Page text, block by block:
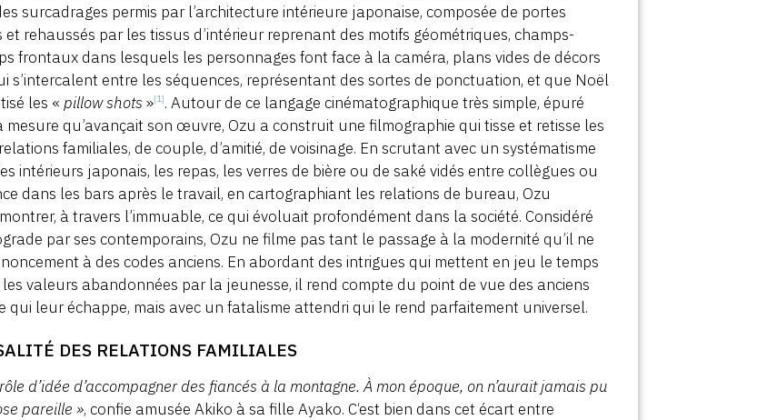
surcadrages permis par l’architecture intérieure japonaise, composée de portes
rehaussés par les tissus d’intérieur reprenant des motifs géométriques, champs-
frontaux dans lesquels les personnages font face à la caméra, plans vides de décors
s’intercalent entre les séquences, représentant des sortes de ponctuation, et que Noël
les «pillow shots »[1]. Autour de ce langage cinématographique très simple, épuré
mesure qu’avançait son œuvre, Ozu a construit une filmographie qui tisse et retisse les
familiales, de couple, d’amitié, de voisinage. En scrutant avec un systématisme
intérieurs japonais, les repas, les verres de bière ou de saké vidés entre collègues ou
dans les bars après le travail, en cartographiant les relations de bureau, Ozu
à travers l’immuable, ce qui évoluait profondément dans la société. Considéré
par ses contemporains, Ozu ne filme pas tant le passage à la modernité qu’il ne
à des codes anciens. En abordant des intrigues qui mettent en jeu le temps
valeurs abandonnées par la jeunesse, il rend compte du point de vue des anciens
qui leur échappe, mais avec un fatalisme attendri qui le rend parfaitement universel.
DES RELATIONS FAMILIALES
d’idée d’accompagner des fiancés à la montagne. À mon époque, on n’aurait jamais pu
pareille », confie amusée Akiko à sa fille Ayako. C‘est bien dans cet écart entre